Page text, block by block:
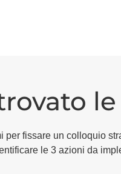
per fissare un colloquio
le 3 azioni da